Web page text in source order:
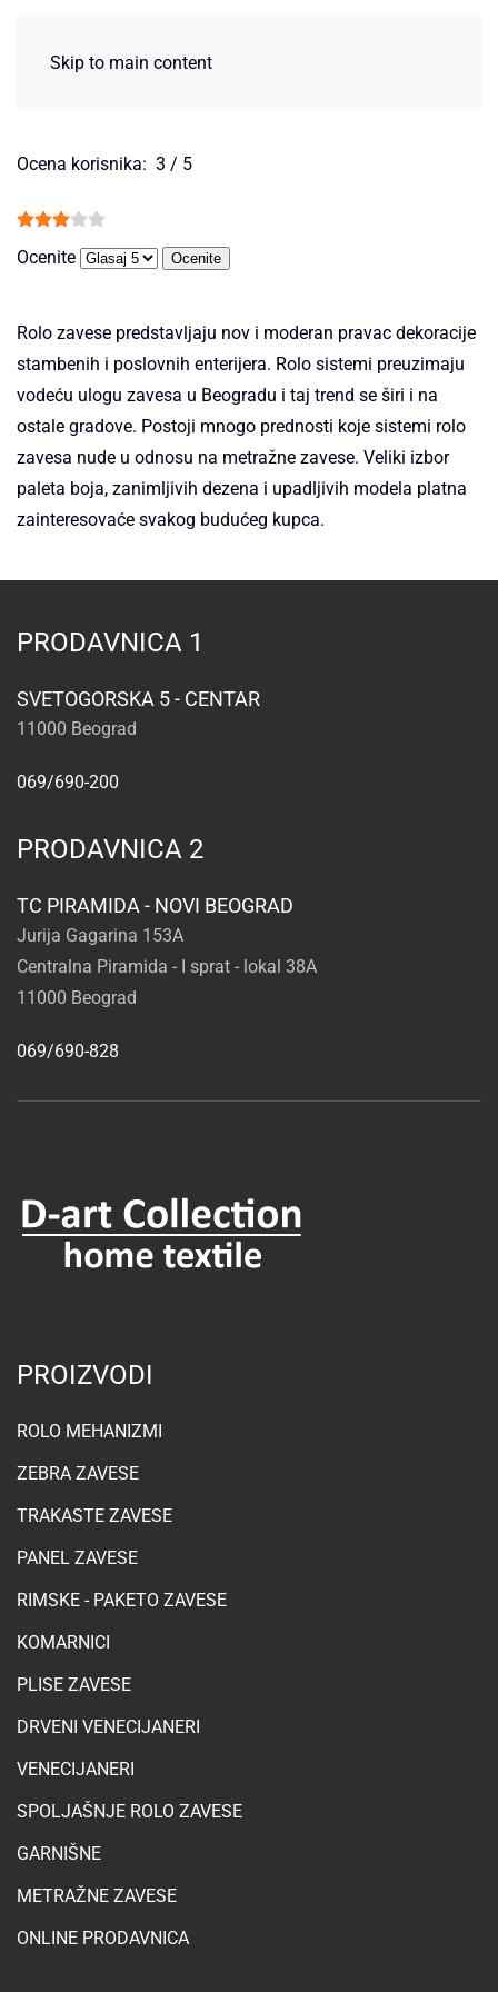
Skip to main content
Ocena korisnika: 3 / 5
Ocenite
Rolo zavese predstavljaju nov i moderan pravac dekoracije
stambenih i poslovnih enterijera. Rolo sistemi preuzimaju
vodeću ulogu zavesa u Beogradu i taj trend se širi i na
ostale gradove. Postoji mnogo prednosti koje sistemi rolo
zavesa nude u odnosu na metražne zavese. Veliki izbor
paleta boja, zanimljivih dezena i upadljivih modela platna
zainteresovaće svakog budućeg kupca.
PRODAVNICA 1
SVETOGORSKA 5 - CENTAR
11000 Beograd
069/690-200
PRODAVNICA 2
TC PIRAMIDA - NOVI BEOGRAD
Jurija Gagarina 153A
Centralna Piramida - I sprat - lokal 38A
11000 Beograd
069/690-828
PROIZVODI
ROLO MEHANIZMI
ZEBRA ZAVESE
TRAKASTE ZAVESE
PANEL ZAVESE
RIMSKE - PAKETO ZAVESE
KOMARNICI
PLISE ZAVESE
DRVENI VENECIJANERI
VENECIJANERI
SPOLJAŠNJE ROLO ZAVESE
GARNIŠNE
METRAŽNE ZAVESE
ONLINE PRODAVNICA